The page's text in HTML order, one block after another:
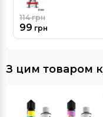
99 грн
114грн
З цим товаром